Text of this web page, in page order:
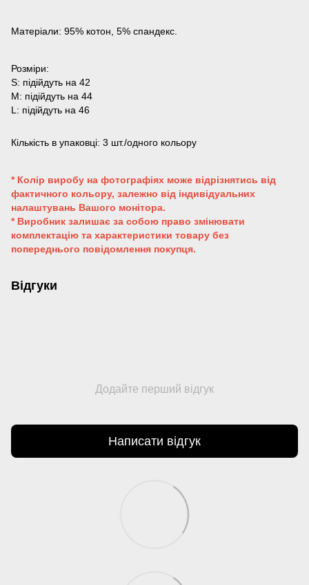
Матеріали: 95% котон, 5% спандекс.
Розміри:
S: підійдуть на 42
M: підійдуть на 44
L: підійдуть на 46
Кількість в упаковці: 3 шт./одного кольору
* Колір виробу на фотографіях може відрізнятись від
фактичного кольору, залежно від індивідуальних
налаштувань Вашого монітора.
* Виробник залишає за собою право змінювати
комплектацію та характеристики товару без
попереднього повідомлення покупця.
Відгуки
Додайте перший відгук
Написати відгук